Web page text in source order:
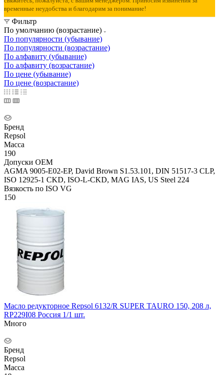
временные неудобства и благодарим за понимание!
Фильтр
По умолчанию (возрастание)
По популярности (убывание)
По популярности (возрастание)
По алфавиту (убывание)
По алфавиту (возрастание)
По цене (убывание)
По цене (возрастание)
Бренд
Repsol
Масса
190
Допуски OEM
AGMA 9005-E02-EP, David Brown S1.53.101, DIN 51517-3 CLP,
ISO 12925-1 CKD, ISO-L-CKD, MAG IAS, US Steel 224
Вязкость по ISO VG
150
Масло редукторное Repsol 6132/R SUPER TAURO 150, 208 л,
RP229I08 Россия 1/1 шт.
Много
Бренд
Repsol
Масса